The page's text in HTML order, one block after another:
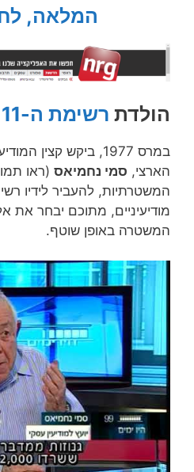
המלאה,
הולדת רשימת ה-11
במרס 1977, ביקש קצין
הארצי, סמי נחמיאס (ראו
המשטרתיות, להעביר לידיו
מודיעיניים, מתוכם יבחר את
המשטרה באופן שוטף.